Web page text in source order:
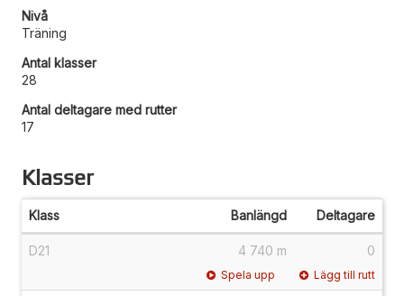
Nivå
Träning
Antal klasser
28
Antal deltagare med rutter
17
Klasser
Klass Banlängd Deltagare
D21 4 740 m 0
Spela upp Lägg till rutt